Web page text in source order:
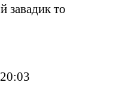
завадик то